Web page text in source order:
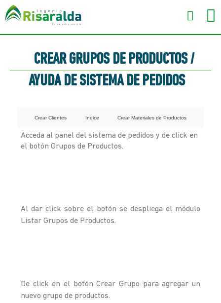
CREAR GRUPOS DE PRODUCTOS /
AYUDA DE SISTEMA DE PEDIDOS
Crear Clientes Crear Materiales de Productos
Indice
Acceda al panel del sistema de pedidos y de click en
el botón Grupos de Productos.
Al dar click sobre el botón se despliega el módulo
Listar Grupos de Productos.
De click en el botón Crear Grupo para agregar un
nuevo grupo de productos.